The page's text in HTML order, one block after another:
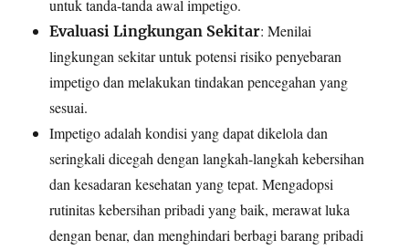
untuk tanda-tanda awal impetigo.
Evaluasi Lingkungan Sekitar: Menilai
lingkungan sekitar untuk potensi risiko penyebaran
impetigo dan melakukan tindakan pencegahan yang
sesuai.
Impetigo adalah kondisi yang dapat dikelola dan
seringkali dicegah dengan langkah-langkah kebersihan
dan kesadaran kesehatan yang tepat. Mengadopsi
rutinitas kebersihan pribadi yang baik, merawat luka
dengan benar, dan menghindari berbagi barang pribadi